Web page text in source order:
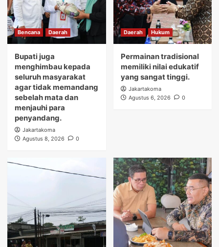
Bencana Daerah
Bupati juga
menghimbau kepada
seluruh masyarakat
agar tidak memandang
sebelah mata dan
menjauhi para
penyandang.
Jakartakoma
Agustus 8, 2026
0
Daerah Hukum
Permainan tradisional
memiliki nilai edukatif
yang sangat tinggi.
Jakartakoma
Agustus 6, 2026
0